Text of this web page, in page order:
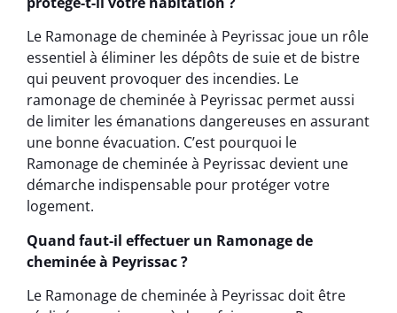
Le Ramonage de cheminée à Peyrissac joue un rôle
essentiel à éliminer les dépôts de suie et de bistre
qui peuvent provoquer des incendies. Le
ramonage de cheminée à Peyrissac permet aussi
de limiter les émanations dangereuses en assurant
une bonne évacuation. C’est pourquoi le
Ramonage de cheminée à Peyrissac devient une
démarche indispensable pour protéger votre
logement.
Quand faut-il effectuer un Ramonage de
cheminée à Peyrissac ?
Le Ramonage de cheminée à Peyrissac doit être